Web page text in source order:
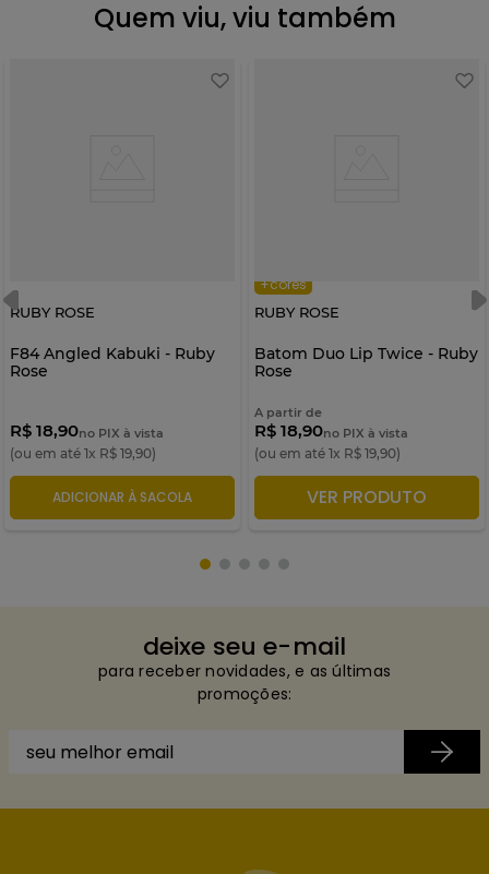
Quem viu, viu também
RUBY ROSE
F84 Angled Kabuki - Ruby
Rose
R$ 18,90no PIX à vista
(ou em até 1x R$ 19,90)
ADICIONAR À SACOLA
+cores
RUBY ROSE
Batom Duo Lip Twice - Ruby
Rose
A partir de
R$ 18,90no PIX à vista
(ou em até 1x R$ 19,90)
ADICIONAR À SACOLA
VER PRODUTO
deixe seu e-mail
para receber novidades, e as últimas
promoções: